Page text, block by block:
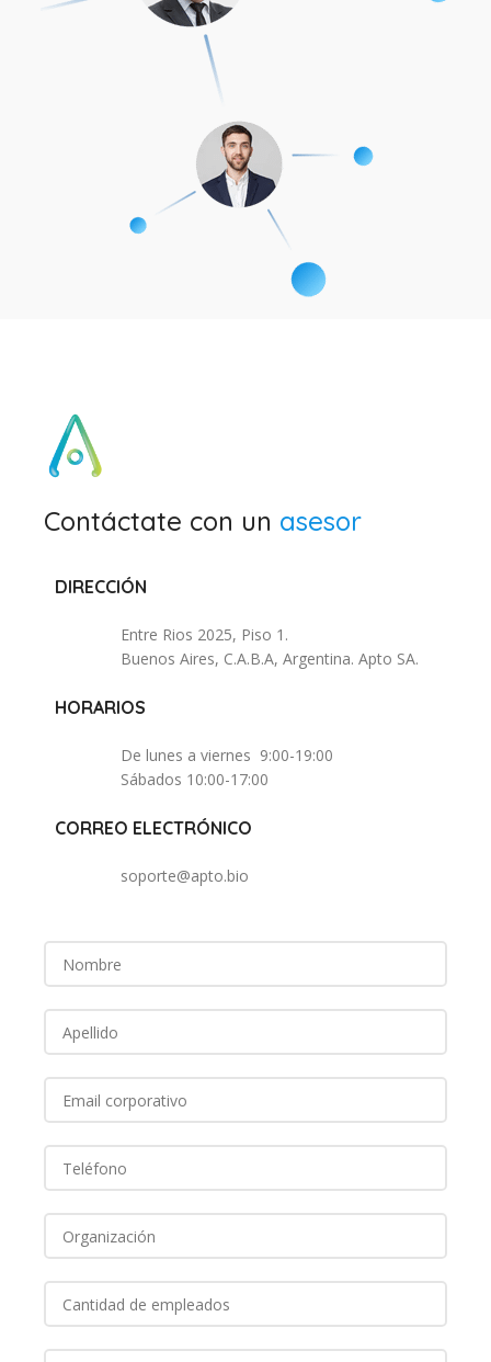
Contáctate con un asesor
DIRECCIÓN
Entre Rios 2025, Piso 1.
Buenos Aires, C.A.B.A, Argentina. Apto SA.
HORARIOS
De lunes a viernes 9:00-19:00
Sábados 10:00-17:00
CORREO ELECTRÓNICO
soporte@apto.bio